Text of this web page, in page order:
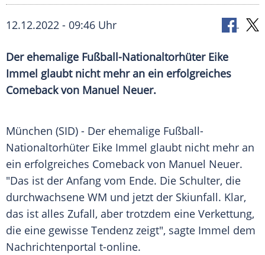
12.12.2022 - 09:46 Uhr
Der ehemalige Fußball-Nationaltorhüter Eike
Immel glaubt nicht mehr an ein erfolgreiches
Comeback von Manuel Neuer.
München (SID) - Der ehemalige Fußball-
Nationaltorhüter Eike Immel glaubt nicht mehr an
ein erfolgreiches Comeback von Manuel Neuer.
"Das ist der Anfang vom Ende. Die Schulter, die
durchwachsene WM und jetzt der Skiunfall. Klar,
das ist alles Zufall, aber trotzdem eine Verkettung,
die eine gewisse Tendenz zeigt", sagte Immel dem
Nachrichtenportal t-online.